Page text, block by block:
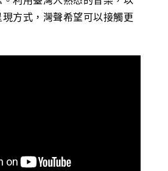
方式，灣聲希望可以接觸更